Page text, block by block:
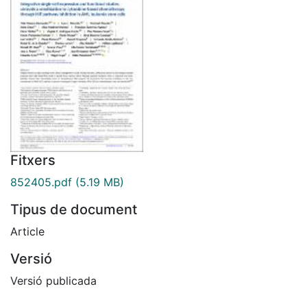
Fitxers
852405.pdf (5.19 MB)
Tipus de document
Article
Versió
Versió publicada